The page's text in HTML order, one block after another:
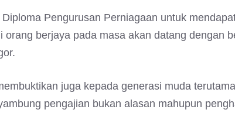
Pengurusan Perniagaan untuk
berjaya pada masa akan datang dengan
juga kepada generasi muda
pengajian bukan alasan mahupun